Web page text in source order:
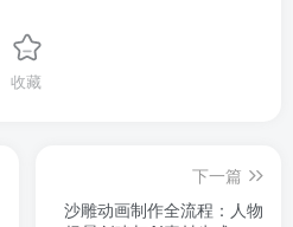
收藏
下一篇
沙雕动画制作全流程：人物